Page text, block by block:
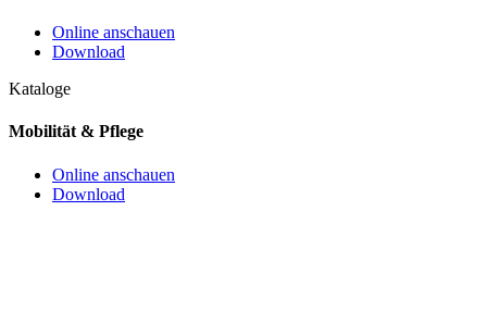
Online anschauen
Download
Kataloge
Mobilität & Pflege
Online anschauen
Download